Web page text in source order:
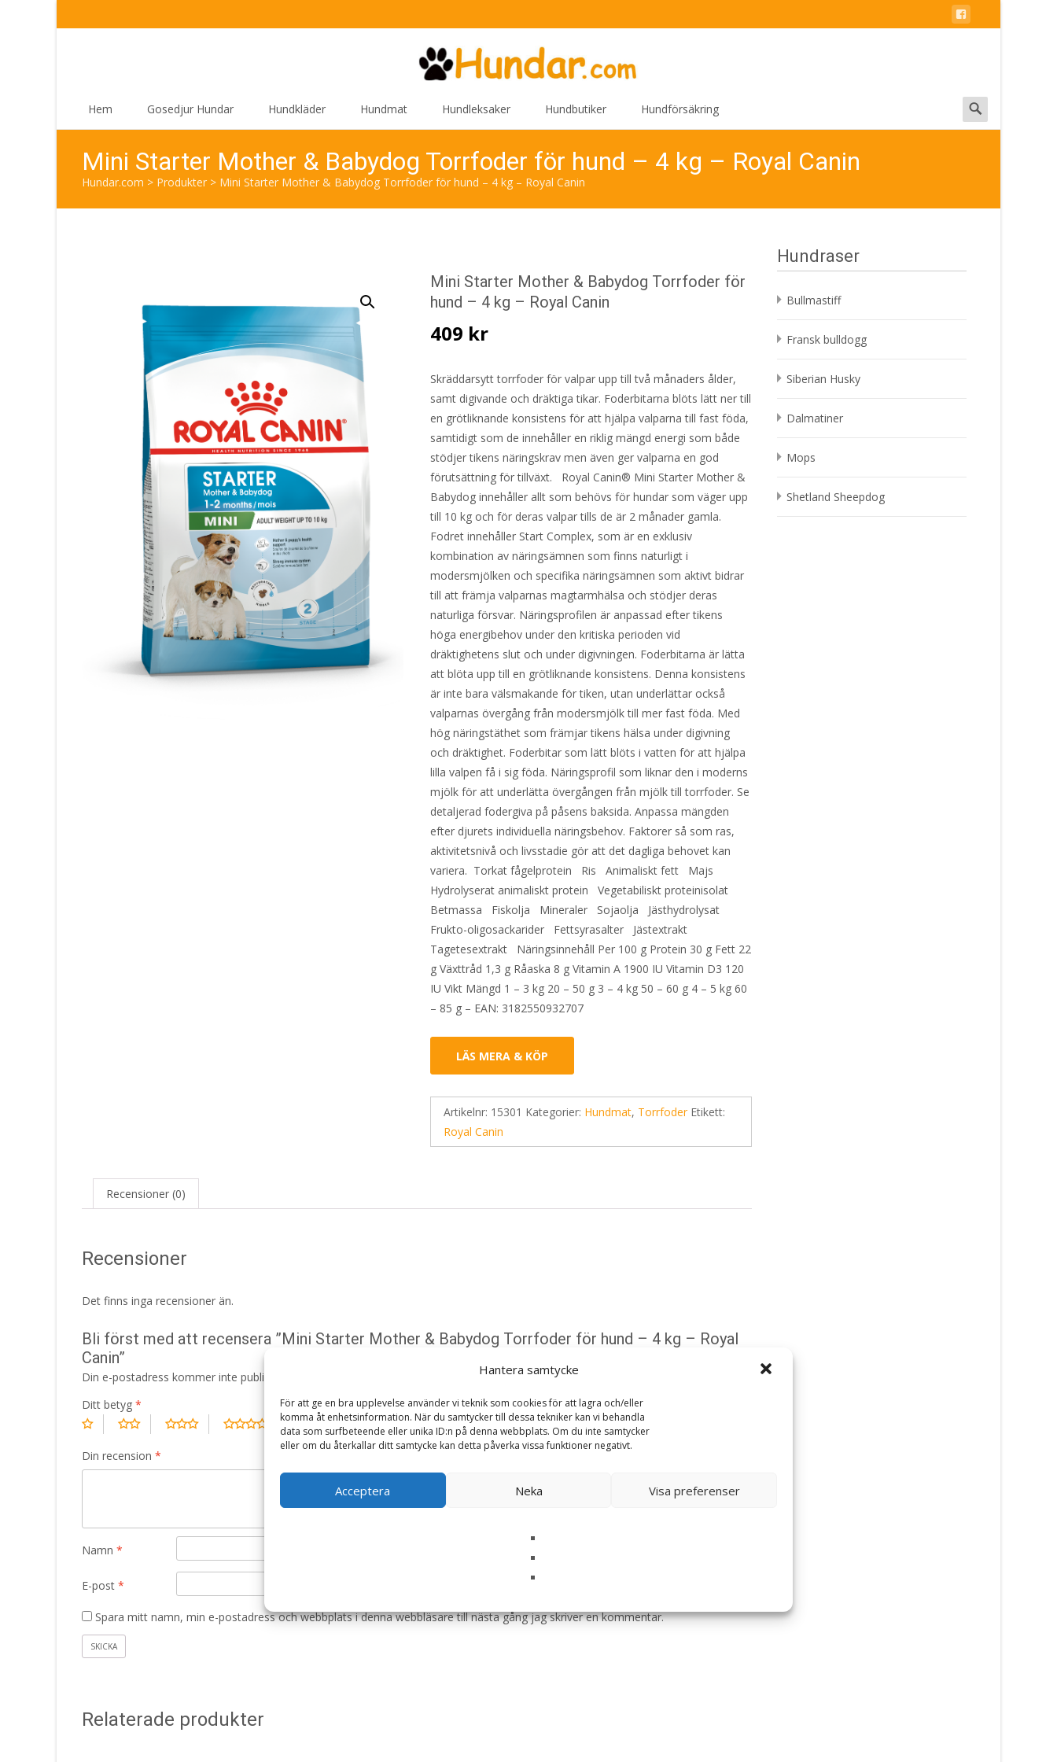
Hantera samtycke
För att ge en bra upplevelse använder vi teknik som cookies för att lagra och/eller
komma åt enhetsinformation. När du samtycker till dessa tekniker kan vi behandla
data som surfbeteende eller unika ID:n på denna webbplats. Om du inte samtycker
eller om du återkallar ditt samtycke kan detta påverka vissa funktioner negativt.
Acceptera Neka Visa preferenser
Hem Gosedjur Hundar Hundkläder Hundmat Hundleksaker Hundbutiker Hundförsäkring
Search
for:
Mini Starter Mother & Babydog Torrfoder för hund – 4 kg – Royal Canin
Hundar.com > Produkter > Mini Starter Mother & Babydog Torrfoder för hund – 4 kg – Royal Canin
Mini Starter Mother & Babydog Torrfoder för
hund – 4 kg – Royal Canin
409 kr
Skräddarsytt torrfoder för valpar upp till två månaders ålder,
samt digivande och dräktiga tikar. Foderbitarna blöts lätt ner till
en grötliknande konsistens för att hjälpa valparna till fast föda,
samtidigt som de innehåller en riklig mängd energi som både
stödjer tikens näringskrav men även ger valparna en god
förutsättning för tillväxt. Royal Canin® Mini Starter Mother &
Babydog innehåller allt som behövs för hundar som väger upp
till 10 kg och för deras valpar tills de är 2 månader gamla.
Fodret innehåller Start Complex, som är en exklusiv
kombination av näringsämnen som finns naturligt i
modersmjölken och specifika näringsämnen som aktivt bidrar
till att främja valparnas magtarmhälsa och stödjer deras
naturliga försvar. Näringsprofilen är anpassad efter tikens
höga energibehov under den kritiska perioden vid
dräktighetens slut och under digivningen. Foderbitarna är lätta
att blöta upp till en grötliknande konsistens. Denna konsistens
är inte bara välsmakande för tiken, utan underlättar också
valparnas övergång från modersmjölk till mer fast föda. Med
hög näringstäthet som främjar tikens hälsa under digivning
och dräktighet. Foderbitar som lätt blöts i vatten för att hjälpa
lilla valpen få i sig föda. Näringsprofil som liknar den i moderns
mjölk för att underlätta övergången från mjölk till torrfoder. Se
detaljerad fodergiva på påsens baksida. Anpassa mängden
efter djurets individuella näringsbehov. Faktorer så som ras,
aktivitetsnivå och livsstadie gör att det dagliga behovet kan
variera. Torkat fågelprotein Ris Animaliskt fett Majs
Hydrolyserat animaliskt protein Vegetabiliskt proteinisolat
Betmassa Fiskolja Mineraler Sojaolja Jästhydrolysat
Frukto-oligosackarider Fettsyrasalter Jästextrakt
Tagetesextrakt Näringsinnehåll Per 100 g Protein 30 g Fett 22
g Växttråd 1,3 g Råaska 8 g Vitamin A 1900 IU Vitamin D3 120
IU Vikt Mängd 1 – 3 kg 20 – 50 g 3 – 4 kg 50 – 60 g 4 – 5 kg 60
– 85 g – EAN: 3182550932707
LÄS MERA & KÖP
Artikelnr: 15301 Kategorier: Hundmat, Torrfoder Etikett:
Royal Canin
Recensioner (0)
Recensioner
Det finns inga recensioner än.
Bli först med att recensera ”Mini Starter Mother & Babydog Torrfoder för hund – 4 kg – Royal
Canin”
Din e-postadress kommer inte publiceras.
Ditt betyg *
Din recension *
Namn *
E-post *
Spara mitt namn, min e-postadress och webbplats i denna webbläsare till nästa gång jag skriver en kommentar.
Relaterade produkter
Hundraser
Bullmastiff
Fransk bulldogg
Siberian Husky
Dalmatiner
Mops
Shetland Sheepdog